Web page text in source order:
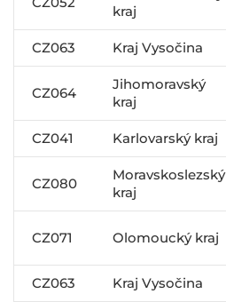
kraj
CZ063 Kraj Vysočina
CZ064
Jihomoravský
kraj
CZ041 Karlovarský kraj
CZ080
Moravskoslezský
kraj
CZ071 Olomoucký kraj
CZ063 Kraj Vysočina